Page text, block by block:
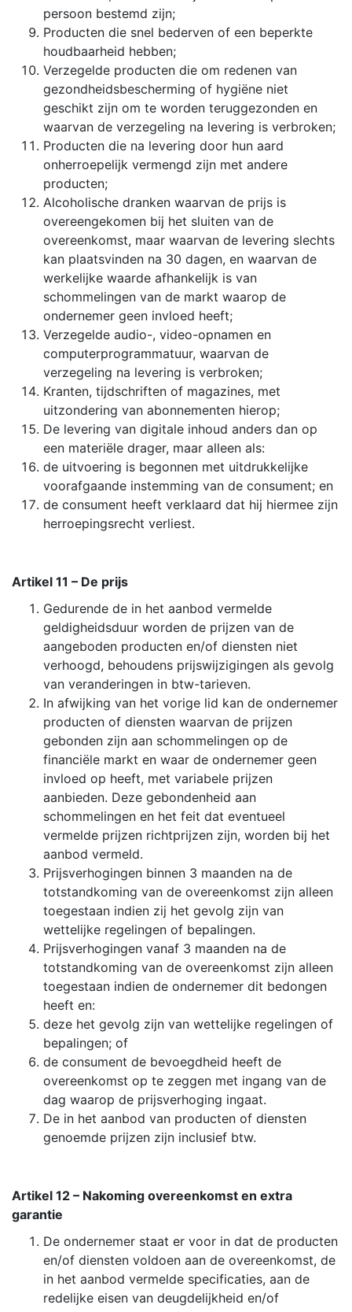
persoon bestemd zijn;
Producten die snel bederven of een beperkte
houdbaarheid hebben;
Verzegelde producten die om redenen van
gezondheidsbescherming of hygiëne niet
geschikt zijn om te worden teruggezonden en
waarvan de verzegeling na levering is verbroken;
Producten die na levering door hun aard
onherroepelijk vermengd zijn met andere
producten;
Alcoholische dranken waarvan de prijs is
overeengekomen bij het sluiten van de
overeenkomst, maar waarvan de levering slechts
kan plaatsvinden na 30 dagen, en waarvan de
werkelijke waarde afhankelijk is van
schommelingen van de markt waarop de
ondernemer geen invloed heeft;
Verzegelde audio-, video-opnamen en
computerprogrammatuur, waarvan de
verzegeling na levering is verbroken;
Kranten, tijdschriften of magazines, met
uitzondering van abonnementen hierop;
De levering van digitale inhoud anders dan op
een materiële drager, maar alleen als:
de uitvoering is begonnen met uitdrukkelijke
voorafgaande instemming van de consument; en
de consument heeft verklaard dat hij hiermee zijn
herroepingsrecht verliest.
Artikel 11 – De prijs
Gedurende de in het aanbod vermelde
geldigheidsduur worden de prijzen van de
aangeboden producten en/of diensten niet
verhoogd, behoudens prijswijzigingen als gevolg
van veranderingen in btw-tarieven.
In afwijking van het vorige lid kan de ondernemer
producten of diensten waarvan de prijzen
gebonden zijn aan schommelingen op de
financiële markt en waar de ondernemer geen
invloed op heeft, met variabele prijzen
aanbieden. Deze gebondenheid aan
schommelingen en het feit dat eventueel
vermelde prijzen richtprijzen zijn, worden bij het
aanbod vermeld.
Prijsverhogingen binnen 3 maanden na de
totstandkoming van de overeenkomst zijn alleen
toegestaan indien zij het gevolg zijn van
wettelijke regelingen of bepalingen.
Prijsverhogingen vanaf 3 maanden na de
totstandkoming van de overeenkomst zijn alleen
toegestaan indien de ondernemer dit bedongen
heeft en:
deze het gevolg zijn van wettelijke regelingen of
bepalingen; of
de consument de bevoegdheid heeft de
overeenkomst op te zeggen met ingang van de
dag waarop de prijsverhoging ingaat.
De in het aanbod van producten of diensten
genoemde prijzen zijn inclusief btw.
Artikel 12 – Nakoming overeenkomst en extra
garantie
De ondernemer staat er voor in dat de producten
en/of diensten voldoen aan de overeenkomst, de
in het aanbod vermelde specificaties, aan de
redelijke eisen van deugdelijkheid en/of